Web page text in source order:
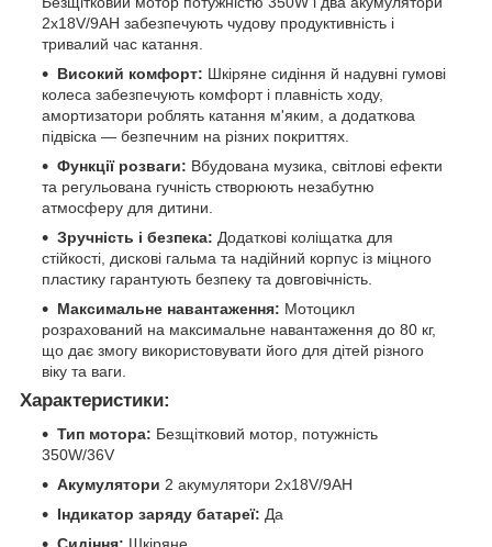
2x18V/9AH забезпечують чудову продуктивність і
тривалий час катання.
Високий комфорт: Шкіряне сидіння й надувні гумові
колеса забезпечують комфорт і плавність ходу,
амортизатори роблять катання м'яким, а додаткова
підвіска — безпечним на різних покриттях.
Функції розваги: Вбудована музика, світлові ефекти
та регульована гучність створюють незабутню
атмосферу для дитини.
Зручність і безпека: Додаткові коліщатка для
стійкості, дискові гальма та надійний корпус із міцного
пластику гарантують безпеку та довговічність.
Максимальне навантаження: Мотоцикл
розрахований на максимальне навантаження до 80 кг,
що дає змогу використовувати його для дітей різного
віку та ваги.
Характеристики:
Тип мотора: Безщітковий мотор, потужність
350W/36V
Акумулятори 2 акумулятори 2x18V/9AH
Індикатор заряду батареї: Да
Сидіння: Шкіряне